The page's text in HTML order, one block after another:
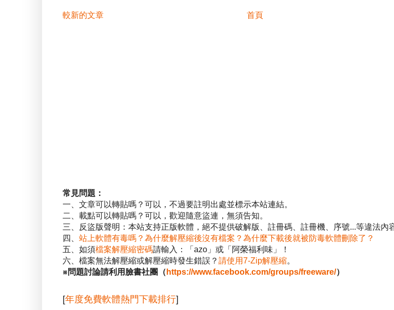
較新的文章 首頁
常見問題：
一、文章可以轉貼嗎？可以，不過要註明出處並標示本站連結。
二、載點可以轉貼嗎？可以，歡迎隨意盜連，無須告知。
三、反盜版聲明：本站支持正版軟體，絕不提供破解版、註冊碼、註冊機、序號...等違法內
四、 站上軟體有毒嗎？為什麼解壓縮後沒有檔案？為什麼下載後就被防毒軟體刪除了？
五、如須檔案解壓縮密碼請輸入：「azo」或「阿榮福利味」！
六、檔案無法解壓縮或解壓縮時發生錯誤？ 請使用7-Zip解壓縮。
※問題討論請利用臉書社團（ https://www.facebook.com/groups/freeware/）
[年度免費軟體熱門下載排行]